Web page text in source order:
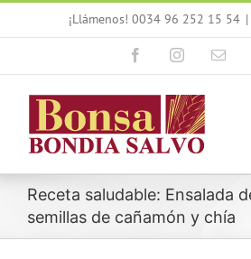
Saltar
¡Llámenos! 0034 96 252 15 54 |
FacebookInstagram
Receta saludable: Ensalada
semillas de cañamón y chía